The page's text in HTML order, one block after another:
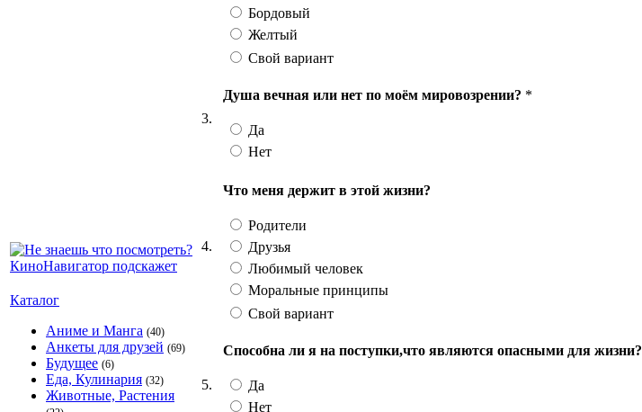
Каталог
Аниме и Манга (40)
Анкеты для друзей (69)
Будущее (6)
Еда, Кулинария (32)
Животные, Растения
Бордовый
Желтый
Свой вариант
3.
Душа вечная или нет по моём мировозрении? *
Да
Нет
4.
Что меня держит в этой жизни?
Родители
Друзья
Любимый человек
Моральные принципы
Свой вариант
5.
Способна ли я на поступки,что являются опасными для жизни?
Да
Нет